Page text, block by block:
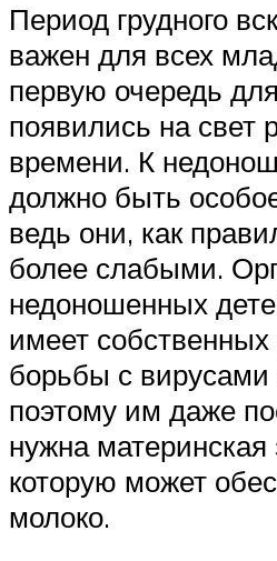
Период грудного
важен для всех
первую очередь
появились на свет
времени. К
должно быть
ведь они, как
более слабыми.
недоношенных
имеет
борьбы с
поэтому им даже
нужна
которую может
молоко.